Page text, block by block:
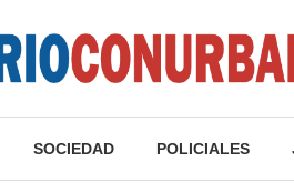
SOCIEDAD POLICIALES